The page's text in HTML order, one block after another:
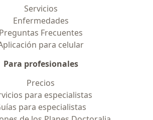
Servicios
Enfermedades
Preguntas Frecuentes
para celular
Para profesionales
Precios
para especialistas
para especialistas